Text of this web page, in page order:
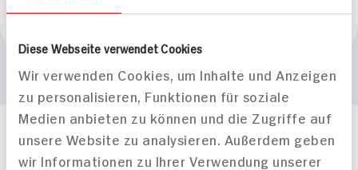
Diese Webseite verwendet Cookies
Wir verwenden Cookies, um Inhalte und Anzeigen
zu personalisieren, Funktionen für soziale
Medien anbieten zu können und die Zugriffe auf
unsere Website zu analysieren. Außerdem geben
wir Informationen zu Ihrer Verwendung unserer
Marke
Häufig gestellte Fragen
Mehr Informationen in unserem FAQ